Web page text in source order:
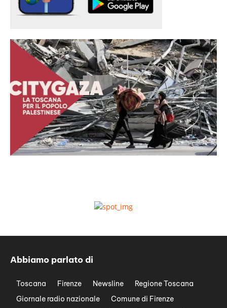
Abbiamo parlato di
Toscana Firenze Newsline
Regione Toscana
Giornale radio nazionale
Comune di Firenze